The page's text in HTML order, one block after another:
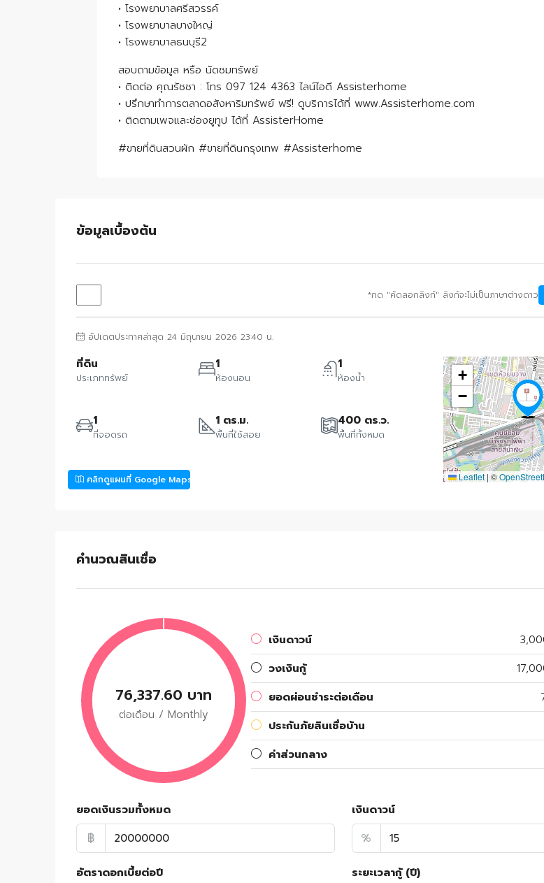
• โรงพยาบาลศรีสวรรค์
• โรงพยาบาลบางใหญ่
• โรงพยาบาลธนบุรี2
สอบถามข้อมูล หรือ นัดชมทรัพย์
• ติดต่อ คุณรัชชา : โทร 097 124 4363 ไลน์ไอดี Assisterhome
• ปรึกษาทำการตลาดอสังหาริมทรัพย์ ฟรี! ดูบริการได้ที่ www.Assisterhome.com
• ติดตามเพจและช่องยูทูป ได้ที่ AssisterHome
#ขายที่ดินสวนผัก #ขายที่ดินกรุงเทพ #Assisterhome
ข้อมูลเบื้องต้น
*กด "คัดลอกลิงก์" ลิงก์จะไม่เป็นภาษาต่างดาว
อัปเดตประกาศล่าสุด 24 มิถุนายน 2026 23:40 น.
ที่ดิน
ประเภททรัพย์
1
ห้องนอน
1
ห้องน้ำ
1
ที่จอดรถ
1 ตร.ม.
พื้นที่ใช้สอย
400 ตร.ว.
พื้นที่ทั้งหมด
คลิกดูแผนที่ Google Maps
+
−
Leaflet | ©
คำนวณสินเชื่อ
76,337.60 บาท
ต่อเดือน / Monthly
เงินดาวน์
วงเงินกู้
ยอดผ่อนชำระต่อเดือน
ประกันภัยสินเชื่อบ้าน
ค่าส่วนกลาง
ยอดเงินรวมทั้งหมด
฿
เงินดาวน์
%
อัตราดอกเบี้ยต่อปี ระยะเวลากู้ (ปี)